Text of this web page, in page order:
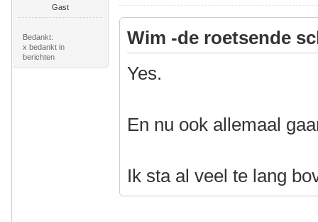
Gast
Bedankt:
x bedankt in
berichten
Wim -de roetsende
Yes.
En nu ook allemaal
Ik sta al veel te lang